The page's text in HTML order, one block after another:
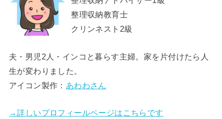
整理収納教育士
クリンネスト2級
夫・男児2人・インコと暮らす主婦。家を片付けたら人
生が変わりました。
アイコン製作： あわわさん
→詳しいプロフィールページはこちらです